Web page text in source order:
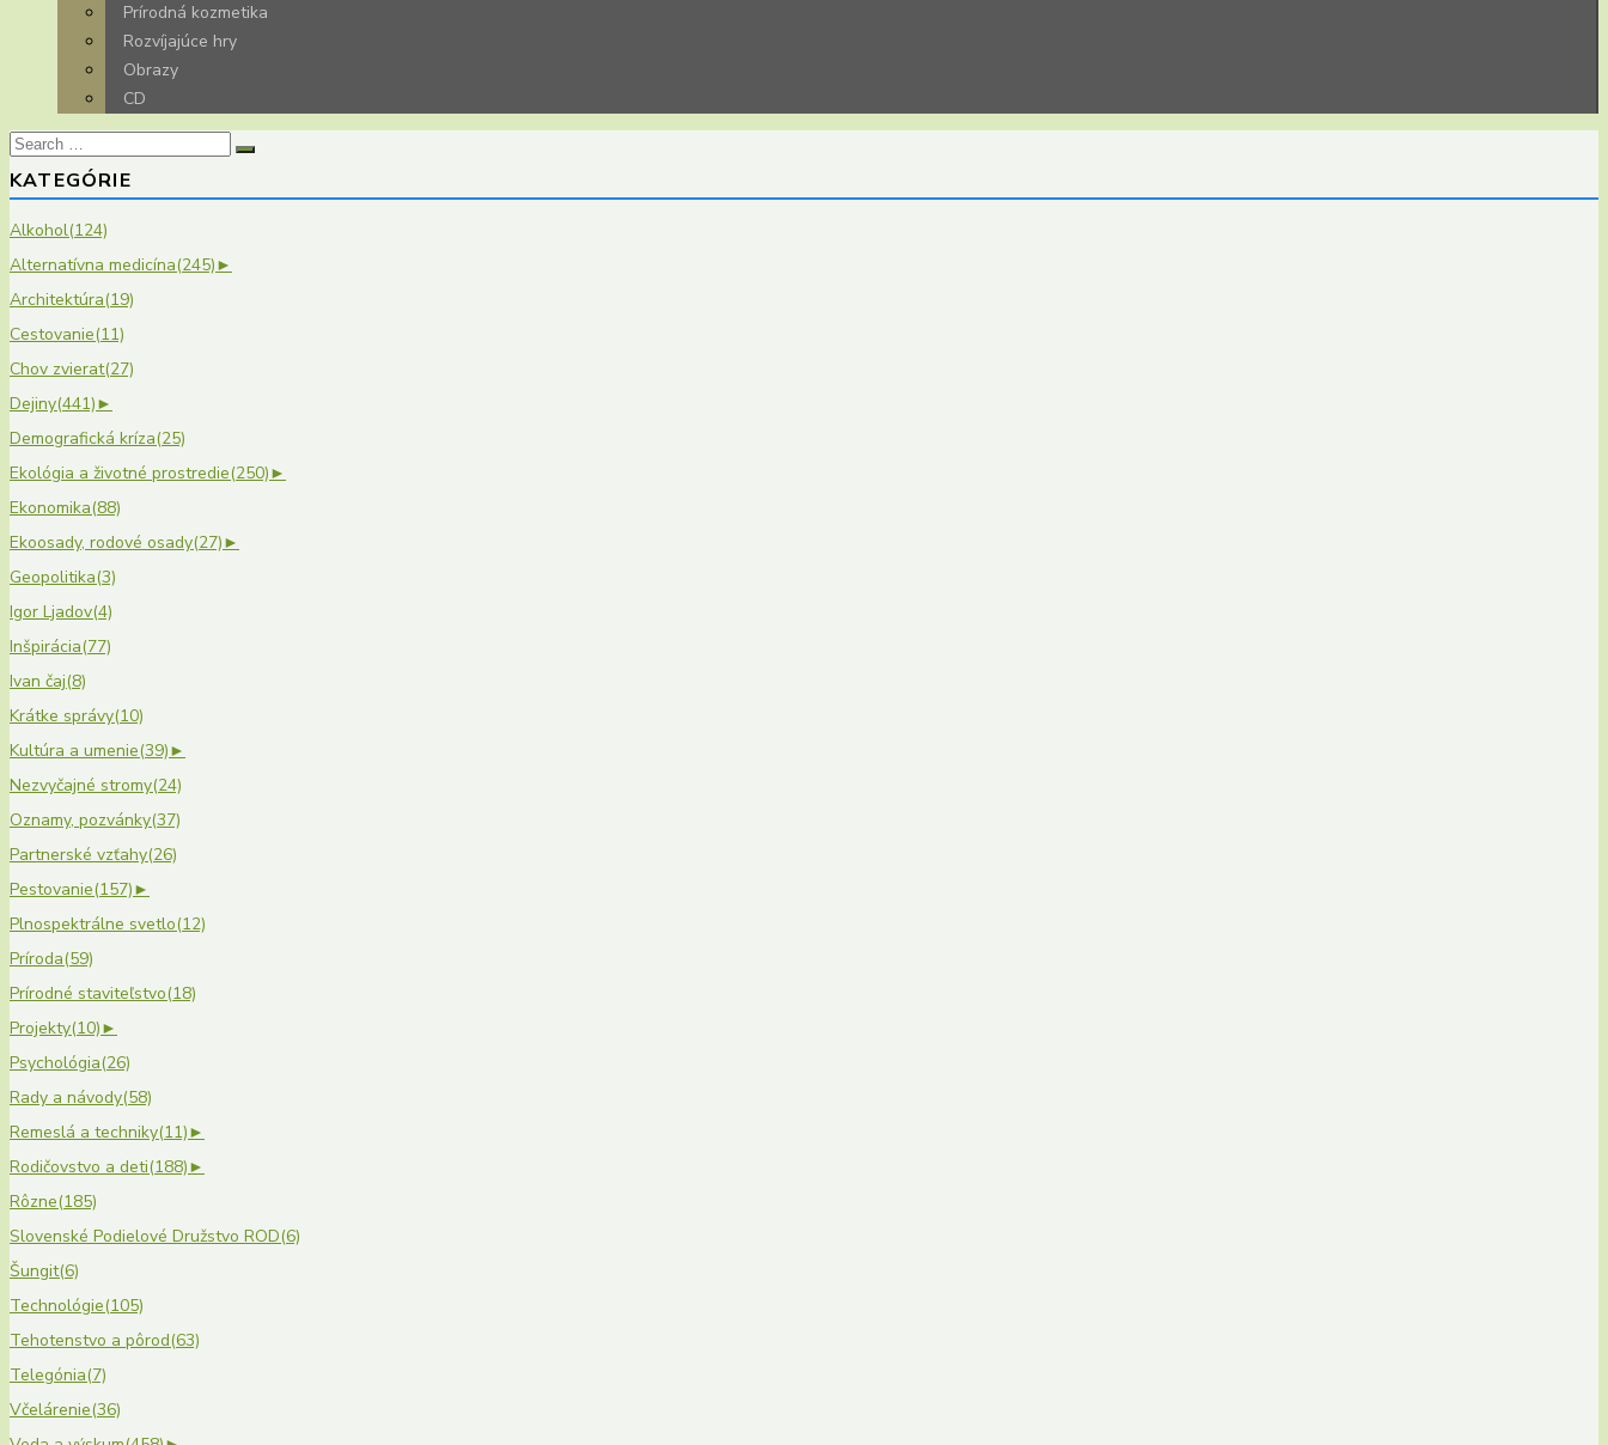
Prírodná kozmetika
Rozvíjajúce hry
Obrazy
CD
Search
for:
KATEGÓRIE
Alkohol(124)
Alternatívna medicína(245)►
Architektúra(19)
Cestovanie(11)
Chov zvierat(27)
Dejiny(441)►
Demografická kríza(25)
Ekológia a životné prostredie(250)►
Ekonomika(88)
Ekoosady, rodové osady(27)►
Geopolitika(3)
Igor Ljadov(4)
Inšpirácia(77)
Ivan čaj(8)
Krátke správy(10)
Kultúra a umenie(39)►
Nezvyčajné stromy(24)
Oznamy, pozvánky(37)
Partnerské vzťahy(26)
Pestovanie(157)►
Plnospektrálne svetlo(12)
Príroda(59)
Prírodné staviteľstvo(18)
Projekty(10)►
Psychológia(26)
Rady a návody(58)
Remeslá a techniky(11)►
Rodičovstvo a deti(188)►
Rôzne(185)
Slovenské Podielové Družstvo ROD(6)
Šungit(6)
Technológie(105)
Tehotenstvo a pôrod(63)
Telegónia(7)
Včelárenie(36)